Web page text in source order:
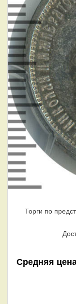
Торги по
Средняя